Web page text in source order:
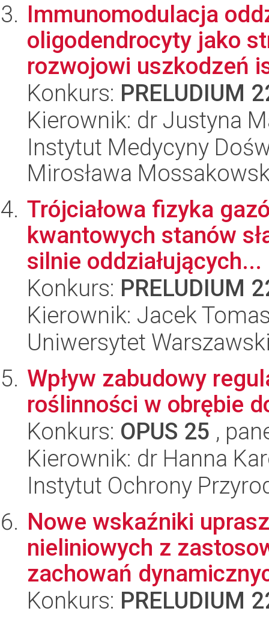
Immunomodulacja
oligodendrocyty jako
rozwojowi uszkodzeń
Konkurs: PRELUDIUM
Kierownik: dr Justyna
Instytut Medycyny
Mirosława
Trójciałowa fizyka
kwantowych stanów
silnie oddziałujących...
Konkurs: PRELUDIUM
Kierownik: Jacek
Uniwersytet
Wpływ zabudowy
roślinności w obrębie
Konkurs: OPUS 25 ,
Kierownik: dr Hanna
Instytut Ochrony
Nowe wskaźniki
nieliniowych z
zachowań
Konkurs: PRELUDIUM